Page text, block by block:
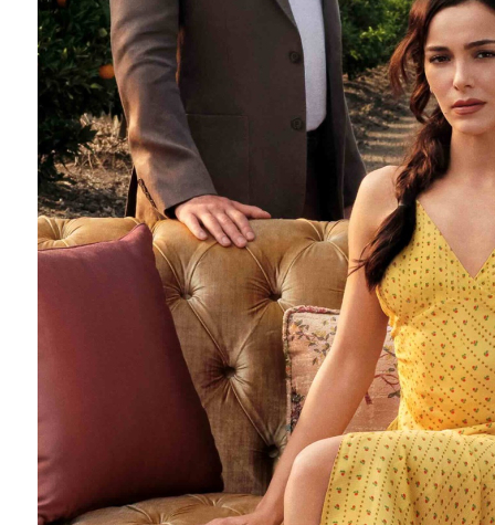
Barış Manço'nun mirasçıları mahkemede!